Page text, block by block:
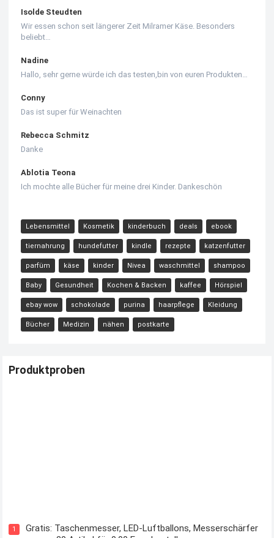
Isolde Steudten
Wir essen schon seit längerer Zeit Milramer Käse. Besonders
beliebt…
Nadine
Hallo, sehr gerne würde ich das testen,bin von euren Produkten…
Conny
Das ist super für Weinachten
Rebecca Schmitz
Danke
Ablotia Teona
Ich mochte alle Bücher für meine drei Kinder. Dankeschön
Lebensmittel Kosmetik kinderbuch deals ebook
tiernahrung hundefutter kindle rezepte katzenfutter
parfüm käse kinder Nivea waschmittel shampoo
Baby Gesundheit Kochen & Backen kaffee Hörspiel
ebay wow schokolade purina haarpflege Kleidung
Bücher Medizin nähen postkarte
Produktproben
1
Gratis: Taschenmesser, LED-Luftballons, Messerschärfer